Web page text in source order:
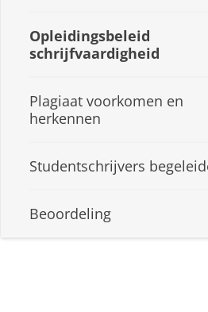
Opleidingsbeleid
schrijfvaardigheid
Plagiaat voorkomen en
herkennen
Studentschrijvers
Beoordeling